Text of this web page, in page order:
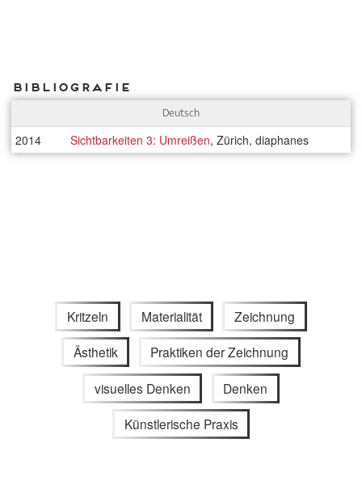
Bibliografie
Deutsch
2014 Sichtbarkeiten 3: Umreißen, Zürich, diaphanes
Kritzeln Materialität Zeichnung
Ästhetik Praktiken der Zeichnung
visuelles Denken Denken
Künstlerische Praxis